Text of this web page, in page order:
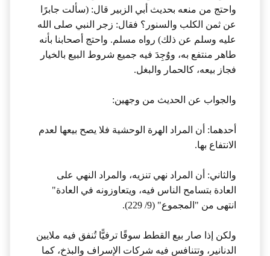
واحتج من منعه بحديث أبي الزبير قال: (سألت جابرًا
عن ثمن الكلب والسنور؟ فقال: زجر النبي صلى الله
عليه وسلم عن ذلك) رواه مسلم. واحتج أصحابنا بأنه
طاهر منتفع به، ووُجِدَ فيه جميع شروط البيع بالخيار
فجاز بيعه، كالحمار والبغل.
والجواب عن الحديث من وجهين:
أحدهما: أن المراد الهرة الوحشية فلا يصح بيعها لعدم
الانتفاع بها.
والثاني: أن المراد نهي تنزيه، والمراد النهي على
العادة بتسامح الناس فيه، ويتعاوزونه في العادة"
انتهى من "المجموع" (9/ 229).
ولكن إذا صار بيع القطط سوقًا ترفيًّا تُنفق فيه ملايين
الدنانير، وتتنافس فيه شركات الإسراف والبذخ، كما